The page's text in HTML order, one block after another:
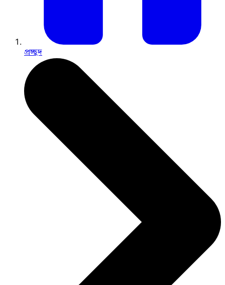
প্রচ্ছদ